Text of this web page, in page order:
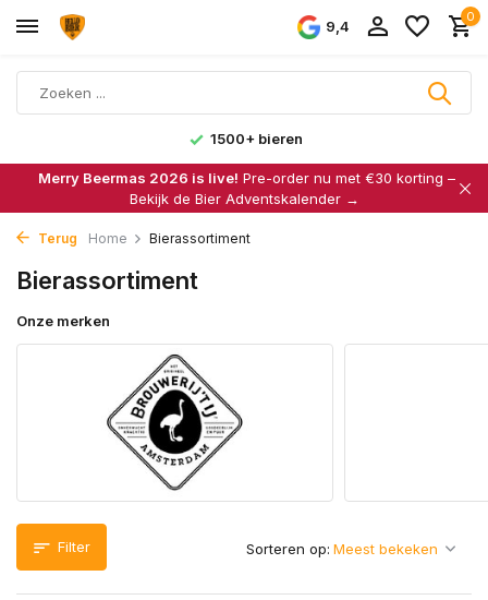
9,4
0
1500+ bieren
Merry Beermas 2026 is live! Pre-order nu met €30 korting –
Bekijk de Bier Adventskalender →
Terug Home Bierassortiment
Bierassortiment
Onze merken
Filter Sorteren op: